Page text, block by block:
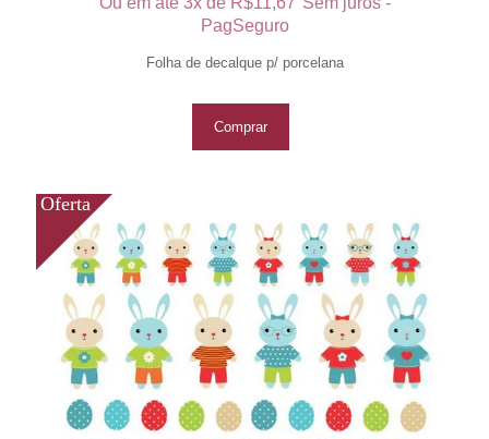
PagSeguro
Folha de decalque p/ porcelana
Comprar